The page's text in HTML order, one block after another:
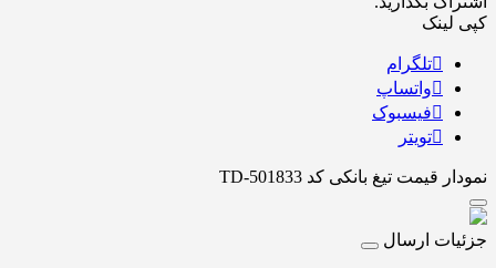
کپی لینک
تلگرام
واتساپ
فیسبوک
تویتر
نمودار قیمت تیغ بانکی کد TD-501833
جزئیات ارسال